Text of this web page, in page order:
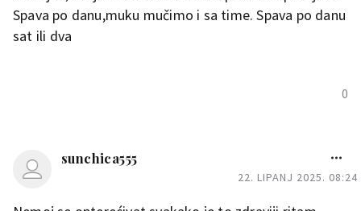
Spava po danu,muku mučimo i sa time. Spava po danu
sat ili dva
0
sunchica555
22. LIPANJ 2025. 08:24